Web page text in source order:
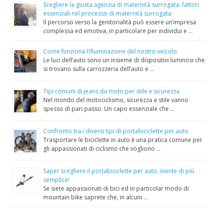
Scegliere la giusta agenzia di maternità surrogata: fattori
essenziali nel processo di maternità surrogata
Il percorso verso la genitorialità può essere un’impresa
complessa ed emotiva, in particolare per individui e …
Come funziona l’illuminazione del nostro veicolo
Le luci dell’auto sono un insieme di dispositivi luminosi che
si trovano sulla carrozzeria dell’auto e …
Tipi comuni di jeans da moto per stile e sicurezza
Nel mondo del motociclismo, sicurezza e stile vanno
spesso di pari passo. Un capo essenziale che …
Confronto tra i diversi tipi di portabiciclette per auto
Trasportare le biciclette in auto è una pratica comune per
gli appassionati di ciclismo che vogliono …
Saper scegliere il portabiciclette per auto, niente di più
semplice!
Se siete appassionati di bici ed in particolar modo di
mountain bike saprete che, in alcuni …